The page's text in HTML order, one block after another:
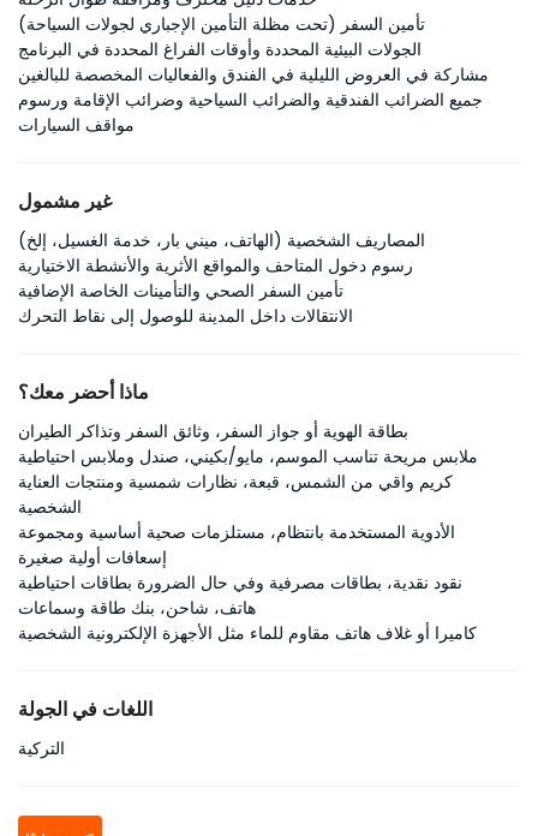
تأمين السفر (تحت مظلة التأمين الإجباري لجولات السياحة)
الجولات البيئية المحددة وأوقات الفراغ المحددة في البرنامج
مشاركة في العروض الليلية في الفندق والفعاليات المخصصة للبالغين
جميع الضرائب الفندقية والضرائب السياحية وضرائب الإقامة ورسوم
مواقف السيارات
غير مشمول
المصاريف الشخصية (الهاتف، ميني بار، خدمة الغسيل، إلخ)
رسوم دخول المتاحف والمواقع الأثرية والأنشطة الاختيارية
تأمين السفر الصحي والتأمينات الخاصة الإضافية
الانتقالات داخل المدينة للوصول إلى نقاط التحرك
ماذا أحضر معك؟
بطاقة الهوية أو جواز السفر، وثائق السفر وتذاكر الطيران
ملابس مريحة تناسب الموسم، مايو/بكيني، صندل وملابس احتياطية
كريم واقي من الشمس، قبعة، نظارات شمسية ومنتجات العناية
الشخصية
الأدوية المستخدمة بانتظام، مستلزمات صحية أساسية ومجموعة
إسعافات أولية صغيرة
نقود نقدية، بطاقات مصرفية وفي حال الضرورة بطاقات احتياطية
هاتف، شاحن، بنك طاقة وسماعات
كاميرا أو غلاف هاتف مقاوم للماء مثل الأجهزة الإلكترونية الشخصية
اللغات في الجولة
التركية